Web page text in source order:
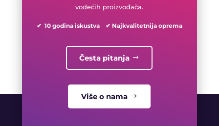
vodećih proizvođača.
✔ 10 godina iskustva ✔ Najkvalitetnija oprema
Česta pitanja
Više o nama